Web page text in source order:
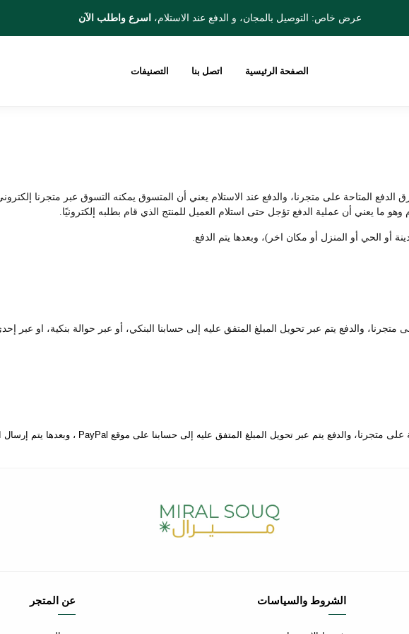
عرض خاص: التوصيل بالمجان، و الدفع عند الاستلام، اسرع واطلب الآن
الصفحة الرئيسية اتصل بنا التصنيفات
المتاحة على متجرنا، والدفع عند الاستلام يعني أن المتسوق يمكنه التسوق عبر متجرنا
وهو ما يعني أن عملية الدفع تؤجل حتى استلام العميل للمنتج الذي قام بطلبه إلكترونيًا.
أو الحي أو المنزل أو مكان اخر)، وبعدها يتم الدفع.
والدفع يتم عبر تحويل المبلغ المتفق عليه إلى حسابنا البنكي، أو عبر حوالة بنكية، او عبر
والدفع يتم عبر تحويل المبلغ المتفق عليه إلى حسابنا على موقع PayPal ، وبعدها يتم إرسال المنتج إلى المكان المتفق عليه.
الشروط والسياسات عن المتجر